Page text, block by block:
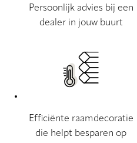
Persoonlijk advies bij een
dealer in jouw buurt
Efficiënte raamdecoratie
die helpt besparen op